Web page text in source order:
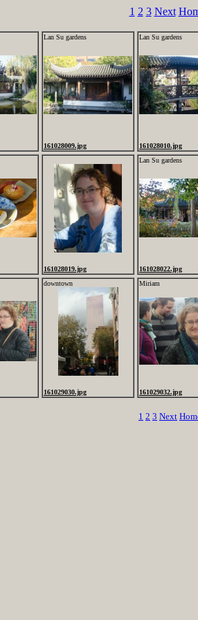
1 2 3 Next
Lan Su gardens
161028009.jpg
Lan Su gardens
161028010.jpg
161028019.jpg
Lan Su gardens
161028022.jpg
downtown
161029030.jpg
Miriam
161029032.jpg
1 2 3 Next